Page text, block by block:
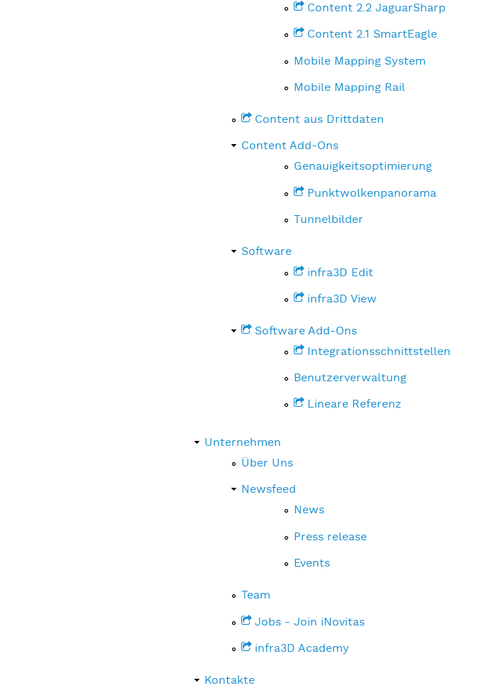
Content 2.2 JaguarSharp
Content 2.1 SmartEagle
Mobile Mapping System
Mobile Mapping Rail
Content aus Drittdaten
Content Add-Ons
Genauigkeitsoptimierung
Punktwolkenpanorama
Tunnelbilder
Software
infra3D Edit
infra3D View
Software Add-Ons
Integrationsschnittstellen
Benutzerverwaltung
Lineare Referenz
Unternehmen
Über Uns
Newsfeed
News
Press release
Events
Team
Jobs - Join iNovitas
infra3D Academy
Kontakte